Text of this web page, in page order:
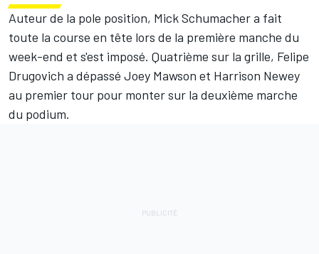
Auteur de la pole position, Mick Schumacher a fait
toute la course en tête lors de la première manche du
week-end et s'est imposé. Quatrième sur la grille, Felipe
Drugovich a dépassé Joey Mawson et Harrison Newey
au premier tour pour monter sur la deuxième marche
du podium.